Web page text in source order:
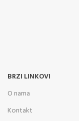
BRZI LINKOVI
O nama
Kontakt